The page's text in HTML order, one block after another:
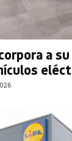
a